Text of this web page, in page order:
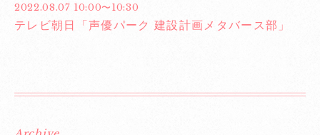
2022.08.07 10:00〜10:30
テレビ朝日「声優パーク 建設計画メタバース部」